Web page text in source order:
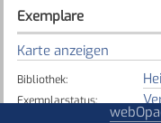
Exemplare
Karte anzeigen
Bibliothek:
Exemplarstatus: